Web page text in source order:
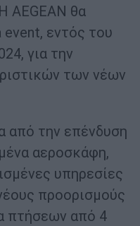
AEGEAN θα
event, εντός του
για την
των νέων
από την επένδυση
αεροσκάφη,
υπηρεσίες
προορισμούς
πτήσεων από 4